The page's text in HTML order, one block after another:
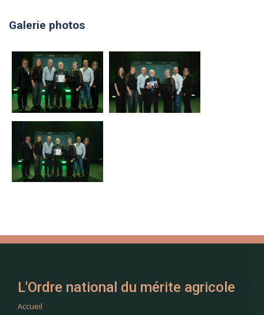
Galerie photos
L'Ordre national du mérite agricole
Accueil